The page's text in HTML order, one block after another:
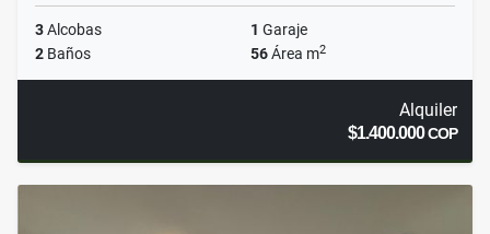
3Alcobas 1 Garaje
2 Baños 56Área m2
Alquiler
$1.400.000COP